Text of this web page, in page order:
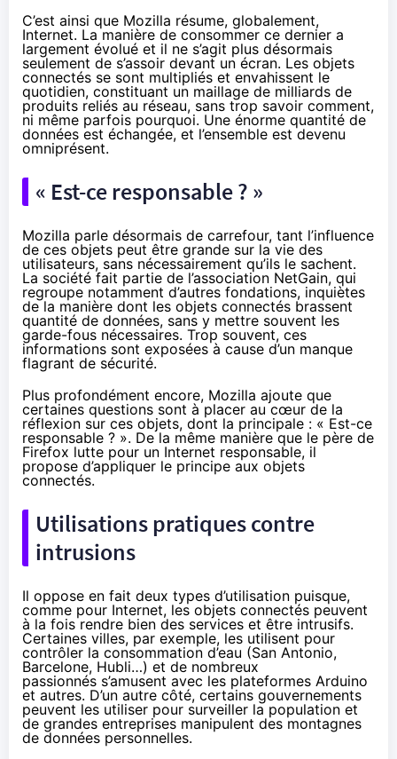
C’est ainsi que Mozilla résume, globalement,
Internet. La manière de consommer ce dernier a
largement évolué et il ne s’agit plus désormais
seulement de s’assoir devant un écran. Les objets
connectés se sont multipliés et envahissent le
quotidien, constituant un maillage de milliards de
produits reliés au réseau, sans trop savoir comment,
ni même parfois pourquoi. Une énorme quantité de
données est échangée, et l’ensemble est devenu
omniprésent.
« Est-ce responsable ? »
Mozilla parle désormais de carrefour, tant l’influence
de ces objets peut être grande sur la vie des
utilisateurs, sans nécessairement qu’ils le sachent.
La société fait partie de l’association NetGain, qui
regroupe notamment d’autres fondations, inquiètes
de la manière dont les objets connectés brassent
quantité de données, sans y mettre souvent les
garde-fous nécessaires. Trop souvent, ces
informations sont exposées à cause d’un manque
flagrant de sécurité.
Plus profondément encore, Mozilla ajoute que
certaines questions sont à placer au cœur de la
réflexion sur ces objets, dont la principale : « Est-ce
responsable ? ». De la même manière que le père de
Firefox lutte pour un Internet responsable, il
propose d’appliquer le principe aux objets
connectés.
Utilisations pratiques contre
intrusions
Il oppose en fait deux types d’utilisation puisque,
comme pour Internet, les objets connectés peuvent
à la fois rendre bien des services et être intrusifs.
Certaines villes, par exemple, les utilisent pour
contrôler la consommation d’eau (San Antonio,
Barcelone, Hubli…) et de nombreux
passionnés s’amusent avec les plateformes Arduino
et autres. D’un autre côté, certains gouvernements
peuvent les utiliser pour surveiller la population et
de grandes entreprises manipulent des montagnes
de données personnelles.